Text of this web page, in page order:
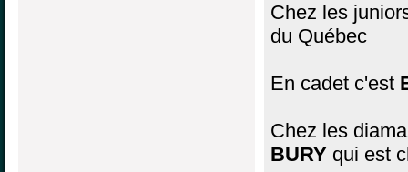
Chez les
du Québec
En cadet c'est
Chez les
BURY qui est